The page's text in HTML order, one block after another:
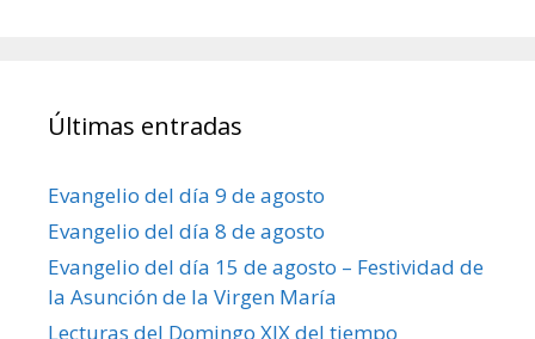
Últimas entradas
Evangelio del día 9 de agosto
Evangelio del día 8 de agosto
Evangelio del día 15 de agosto – Festividad de
la Asunción de la Virgen María
Lecturas del Domingo XIX del tiempo